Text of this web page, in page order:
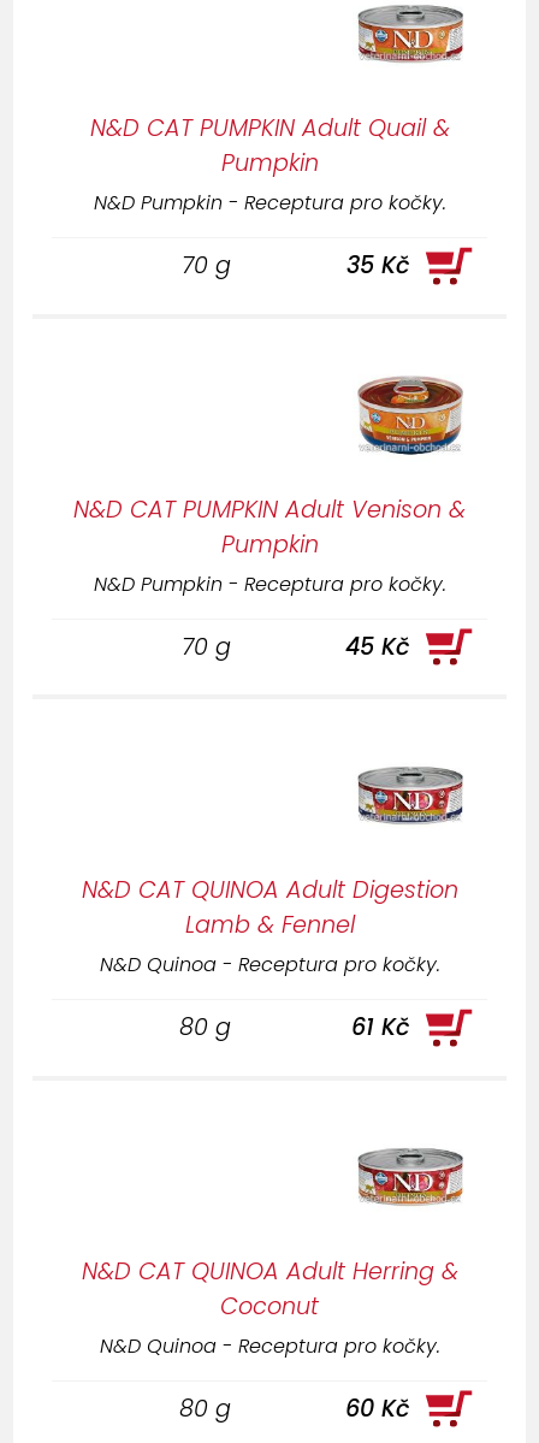
N&D CAT PUMPKIN Adult Quail &
Pumpkin
N&D Pumpkin - Receptura pro kočky.
70 g 35 Kč
N&D CAT PUMPKIN Adult Venison &
Pumpkin
N&D Pumpkin - Receptura pro kočky.
70 g 45 Kč
N&D CAT QUINOA Adult Digestion
Lamb & Fennel
N&D Quinoa - Receptura pro kočky.
80 g 61 Kč
N&D CAT QUINOA Adult Herring &
Coconut
N&D Quinoa - Receptura pro kočky.
80 g 60 Kč